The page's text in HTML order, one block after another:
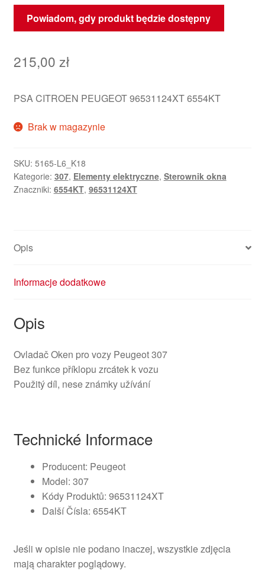
Powiadom, gdy produkt będzie dostępny
215,00 zł
PSA CITROEN PEUGEOT 96531124XT 6554KT
Brak w magazynie
SKU: 5165-L6_K18
Kategorie: 307, Elementy elektryczne, Sterownik okna
Znaczniki: 6554KT, 96531124XT
Opis
Informacje dodatkowe
Opis
Ovladač Oken pro vozy Peugeot 307
Bez funkce příklopu zrcátek k vozu
Použitý díl, nese známky užívání
Technické Informace
Producent: Peugeot
Model: 307
Kódy Produktů: 96531124XT
Další Čísla: 6554KT
Jeśli w opisie nie podano inaczej, wszystkie zdjęcia
mają charakter poglądowy.